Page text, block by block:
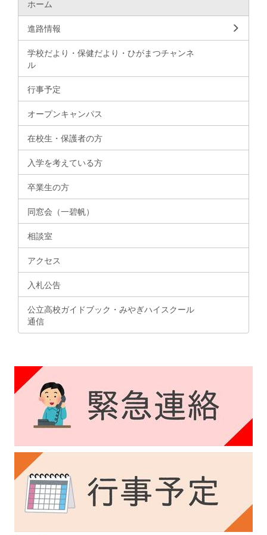
ホーム
進路情報
学校だより・保健だより・ひがまつチャンネ
ル
行事予定
オープンキャンパス
在校生・保護者の方
入学を考えている方
卒業生の方
同窓会（一碧帆）
相談室
アクセス
入札公告
公立高校ガイドブック・みやぎハイスクール
通信